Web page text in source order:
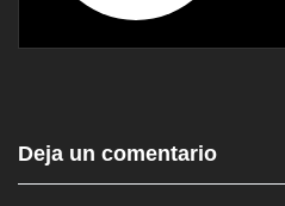
Deja un comentario